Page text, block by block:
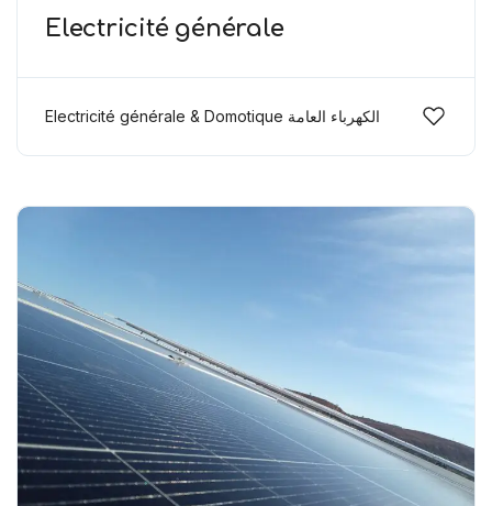
Électricité générale
Electricité générale & Domotique الكهرباء العامة